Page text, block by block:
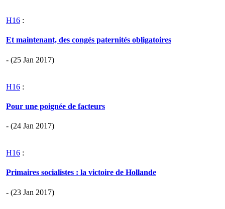
H16 :
Et maintenant, des congés paternités obligatoires
- (25 Jan 2017)
H16 :
Pour une poignée de facteurs
- (24 Jan 2017)
H16 :
Primaires socialistes : la victoire de Hollande
- (23 Jan 2017)